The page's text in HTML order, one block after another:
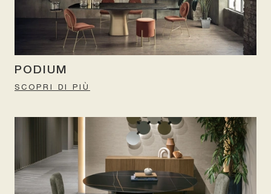
PODIUM
SCOPRI DI PIÙ